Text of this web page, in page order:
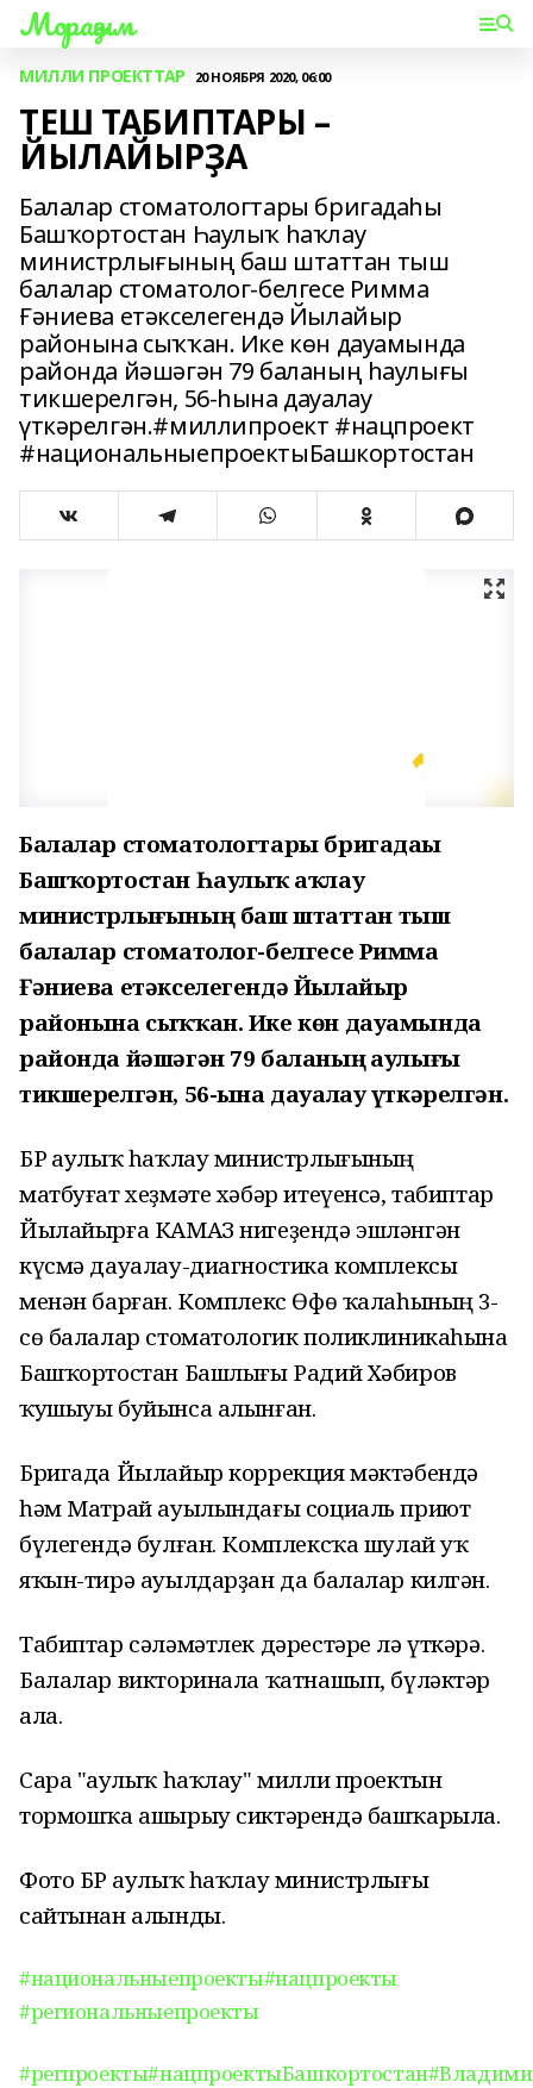
Мораҙым
МИЛЛИ ПРОЕКТТАР 20 НОЯБРЯ 2020, 06:00
ТЕШ ТАБИПТАРЫ –
ЙЫЛАЙЫРҘА
Балалар стоматологтары бригадаһы
Башҡортостан Һаулыҡ һаҡлау
министрлығының баш штаттан тыш
балалар стоматолог-белгесе Римма
Ғәниева етәкселегендә Йылайыр
районына сыҡҡан. Ике көн дауамында
районда йәшәгән 79 баланың һаулығы
тикшерелгән, 56-һына дауалау
үткәрелгән.#миллипроект #нацпроект
#национальныепроектыБашкортостан
Балалар стоматологтары бригадаһы
Башҡортостан Һаулыҡ һаҡлау
министрлығының баш штаттан тыш
балалар стоматолог-белгесе Римма
Ғәниева етәкселегендә Йылайыр
районына сыҡҡан. Ике көн дауамында
районда йәшәгән 79 баланың һаулығы
тикшерелгән, 56-һына дауалау үткәрелгән.
БР Һаулыҡ һаҡлау министрлығының
матбуғат хеҙмәте хәбәр итеүенсә, табиптар
Йылайырға КАМАЗ нигеҙендә эшләнгән
күсмә дауалау-диагностика комплексы
менән барған. Комплекс Өфө ҡалаһының 3-
сө балалар стоматологик поликлиникаһына
Башҡортостан Башлығы Радий Хәбиров
ҡушыуы буйынса алынған.
Бригада Йылайыр коррекция мәктәбендә
һәм Матрай ауылындағы социаль приют
бүлегендә булған. Комплексҡа шулай уҡ
яҡын-тирә ауылдарҙан да балалар килгән.
Табиптар сәләмәтлек дәрестәре лә үткәрә.
Балалар викторинала ҡатнашып, бүләктәр
ала.
Сара "Һаулыҡ һаҡлау" милли проектын
тормошҡа ашырыу сиктәрендә башҡарыла.
Фото БР Һаулыҡ һаҡлау министрлығы
сайтынан алынды.
#национальныепроекты#нацпроекты
#региональныепроекты
#регпроекты#нацпроектыБашкортостан